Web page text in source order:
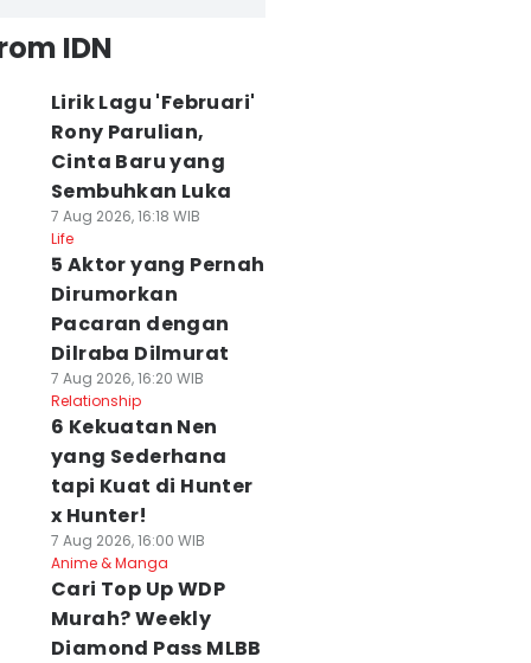
IDN
Lirik Lagu 'Februari'
Rony Parulian,
Cinta Baru yang
Sembuhkan Luka
7 Aug 2026, 16:18 WIB
Life
5 Aktor yang Pernah
Dirumorkan
Pacaran dengan
Dilraba Dilmurat
7 Aug 2026, 16:20 WIB
Relationship
6 Kekuatan Nen
yang Sederhana
tapi Kuat di Hunter
x Hunter!
7 Aug 2026, 16:00 WIB
Anime & Manga
Cari Top Up WDP
Murah? Weekly
Diamond Pass MLBB